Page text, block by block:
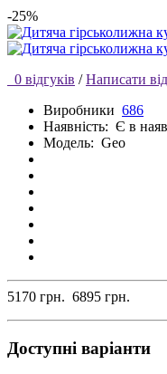
-25%
0 відгуків / Написати
Виробники 686
Наявність: Є в
Модель: Geo
5170 грн. 6895 грн.
Доступні варіанти